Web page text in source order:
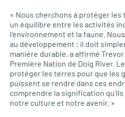
« Nous cherchons à protéger
un équilibre entre les activités
l’environnement et la faune.
au développement ; il doit
manière durable, a affirmé Trevor
Première Nation de Doig River.
protéger les terres pour que les
puissent se rendre dans ces
comprendre la signification
notre culture et notre avenir. »